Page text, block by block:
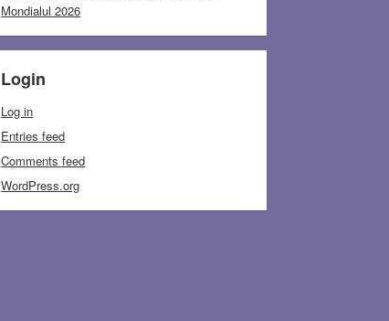
Mondialul 2026
Login
Log in
Entries feed
Comments feed
WordPress.org